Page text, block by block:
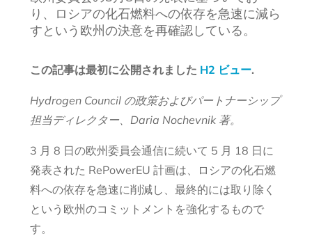
り、ロシアの化石燃料への依存を急速に減ら
すという欧州の決意を再確認している。
この記事は最初に公開されました H2 ビュー.
Hydrogen Council の政策およびパートナーシップ
担当ディレクター、Daria Nochevnik 著。
3 月 8 日の欧州委員会通信に続いて 5 月 18 日に
発表された RePowerEU 計画は、ロシアの化石燃
料への依存を急速に削減し、最終的には取り除く
という欧州のコミットメントを強化するもので
す。